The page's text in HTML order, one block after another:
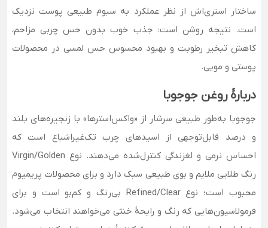
ساختار استری‌اش از نظر عملکرد به سبوم طبیعی پوست نزدیک
است. نتیجه روشن است: جذب خوب بدون حس چربی مزاحم،
کاهش تبخیر رطوبت و بهبود محسوس حس لمسی در محصولات
پوستی و مویی.
دربارهٔ روغن جوجوبا
جوجوبا به‌طور طبیعی سرشار از «واکس‌استرها» با زنجیره‌های بلند
و درصد قابل‌توجهی از اسیدهای چرب تک‌غیراشباع است که
احساس نرمی و لغزندگی کنترل‌شده می‌دهند. نوع Virgin/Golden
رنگ طلایی ملایم و بوی طبیعی سبک دارد و برای محصولات پریمیوم
محبوب است؛ نوع Refined/Clear بی‌رنگ و کم‌بو است و برای
فرمولاسیون‌هایی که رنگ و رایحهٔ خنثی می‌خواهند انتخاب می‌شود.